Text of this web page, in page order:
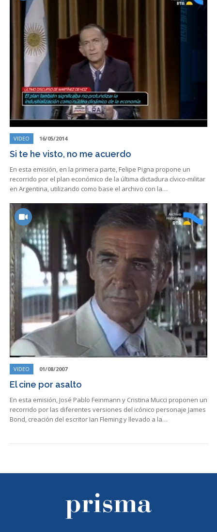
VIDEO 16/05/2014
Si te he visto, no me acuerdo
En esta emisión, en la primera parte, Felipe Pigna propone un
recorrido por el plan económico de la última dictadura cívico-militar
en Argentina, utilizando como base el archivo con la…
VIDEO 01/08/2007
El cine por asalto
En esta emisión, José Pablo Feinmann y Cristina Mucci proponen un
recorrido por las diferentes versiones del icónico personaje James
Bond, creación del escritor Ian Fleming y llevado a la…